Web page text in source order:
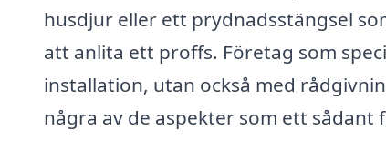
husdjur eller ett prydnadsstängsel
att anlita ett proffs. Företag som
installation, utan också med
några av de aspekter som ett sådant